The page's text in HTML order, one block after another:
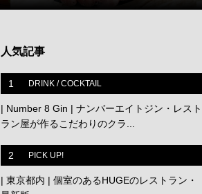
人気記事
1 DRINK / COCKTAIL
| Number 8 Gin | ナンバーエイトジン・レスト
ラン屋が作るこだわりのクラ...
2 PICK UP!
| 東京都内 | 個室のあるHUGEのレストラン・